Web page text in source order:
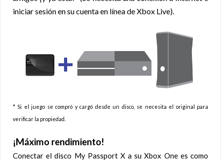
iniciar sesión en su cuenta en línea de Xbox Live).
* Si el juego se compró y cargó desde un disco, se necesita el original para
verificar la propiedad.
¡Máximo rendimiento!
Conectar el disco My Passport X a su Xbox One es como